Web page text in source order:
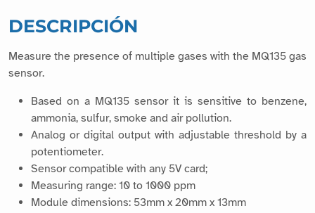
DESCRIPCIÓN
Measure the presence of multiple gases with the MQ135 gas
sensor.
Based on a MQ135 sensor it is sensitive to benzene,
ammonia, sulfur, smoke and air pollution.
Analog or digital output with adjustable threshold by a
potentiometer.
Sensor compatible with any 5V card;
Measuring range: 10 to 1000 ppm
Module dimensions: 53mm x 20mm x 13mm